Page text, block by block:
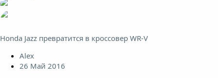
Honda Jazz превратится в кроссовер WR-V
Alex
26 Май 2016